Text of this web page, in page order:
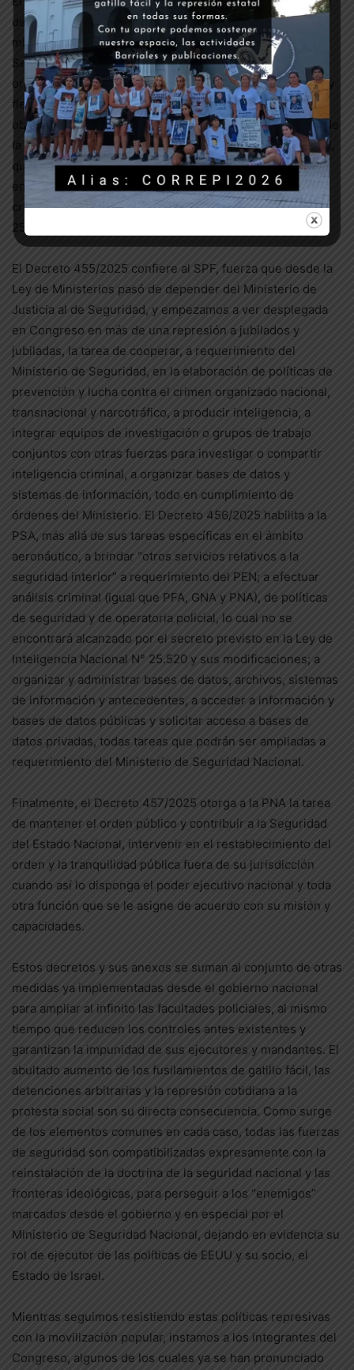
de seguridad militarizada, estructurada para cumplir las
misiones que precisa este Estatuto, en la zona de
Seguridad de Fronteras y demás lugares en los que se le
ordene actuar. La faculta para actuar en forma “dinámica y
flexible” en cualquier lugar del territorio nacional y en
objetivos declarados de “Valor Estratégico” a instancias de
la Justicia Federal o del Ministerio de Seguridad Nacional,
que podrá asignar otro tipo de función que no se
encuentre descripta anteriormente, además del análisis
criminal por fuera de la Ley de Inteligencia Nacional N°
25.520.
El Decreto 455/2025 confiere al SPF, fuerza que desde la
Ley de Ministerios pasó de depender del Ministerio de
Justicia al de Seguridad, y empezamos a ver desplegada
en Congreso en más de una represión a jubilados y
jubiladas, la tarea de cooperar, a requerimiento del
Ministerio de Seguridad, en la elaboración de políticas de
prevención y lucha contra el crimen organizado nacional,
transnacional y narcotráfico, a producir inteligencia, a
integrar equipos de investigación o grupos de trabajo
conjuntos con otras fuerzas para investigar o compartir
inteligencia criminal, a organizar bases de datos y
sistemas de información, todo en cumplimiento de
órdenes del Ministerio. El Decreto 456/2025 habilita a la
PSA, más allá de sus tareas específicas en el ámbito
aeronáutico, a brindar “otros servicios relativos a la
seguridad interior” a requerimiento del PEN; a efectuar
análisis criminal (igual que PFA, GNA y PNA), de políticas
de seguridad y de operatoria policial, lo cual no se
encontrará alcanzado por el secreto previsto en la Ley de
Inteligencia Nacional N° 25.520 y sus modificaciones; a
organizar y administrar bases de datos, archivos, sistemas
de información y antecedentes, a acceder a información y
bases de datos públicas y solicitar acceso a bases de
datos privadas, todas tareas que podrán ser ampliadas a
requerimiento del Ministerio de Seguridad Nacional.
Finalmente, el Decreto 457/2025 otorga a la PNA la tarea
de mantener el orden público y contribuir a la Seguridad
del Estado Nacional, intervenir en el restablecimiento del
orden y la tranquilidad pública fuera de su jurisdicción
cuando así lo disponga el poder ejecutivo nacional y toda
otra función que se le asigne de acuerdo con su misión y
capacidades.
Estos decretos y sus anexos se suman al conjunto de otras
medidas ya implementadas desde el gobierno nacional
para ampliar al infinito las facultades policiales, al mismo
tiempo que reducen los controles antes existentes y
garantizan la impunidad de sus ejecutores y mandantes. El
abultado aumento de los fusilamientos de gatillo fácil, las
detenciones arbitrarias y la represión cotidiana a la
protesta social son su directa consecuencia. Como surge
de los elementos comunes en cada caso, todas las fuerzas
de seguridad son compatibilizadas expresamente con la
reinstalación de la doctrina de la seguridad nacional y las
fronteras ideológicas, para perseguir a los “enemigos”
marcados desde el gobierno y en especial por el
Ministerio de Seguridad Nacional, dejando en evidencia su
rol de ejecutor de las políticas de EEUU y su socio, el
Estado de Israel.
Mientras seguimos resistiendo estas políticas represivas
con la movilización popular, instamos a los integrantes del
Congreso, algunos de los cuales ya se han pronunciado